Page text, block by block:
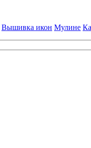
Вышивка икон Мулине